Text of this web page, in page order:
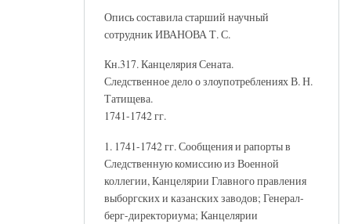
Опись составила старший научный
сотрудник ИВАНОВА Т. С.
Кн.317. Канцелярия Сената.
Следственное дело о злоупотреблениях В. Н.
Татищева.
1741-1742 гг.
1. 1741-1742 гг. Сообщения и рапорты в
Следственную комиссию из Военной
коллегии, Канцелярии Главного правления
выборгских и казанских заводов; Генерал-
берг-директориума; Канцелярии